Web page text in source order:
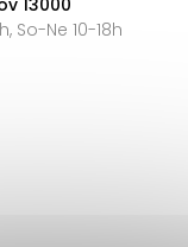
So-Ne 10-18h